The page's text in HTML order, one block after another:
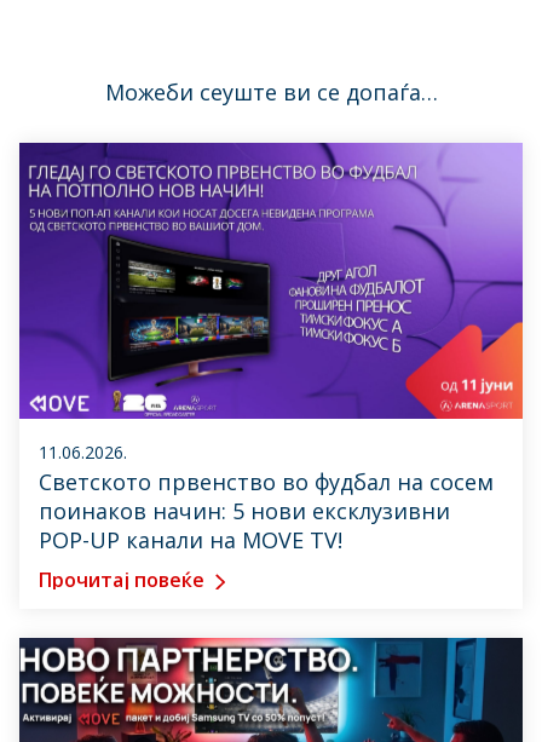
Можеби сеуште ви се допаѓа…
11.06.2026.
Светското првенство во фудбал на сосем
поинаков начин: 5 нови ексклузивни
POP-UP канали на MOVE TV!
Прочитај повеќе